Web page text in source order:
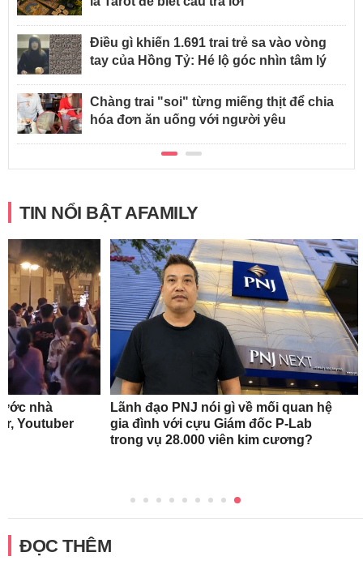
Điều gì khiến 1.691 trai trẻ sa vào vòng
tay của Hồng Tỷ: Hé lộ góc nhìn tâm lý
Chàng trai "soi" từng miếng thịt để chia
hóa đơn ăn uống với người yêu
TIN NỔI BẬT AFAMILY
nhà
Youtuber
Lãnh đạo PNJ nói gì về mối quan hệ
gia đình với cựu Giám đốc P-Lab
trong vụ 28.000 viên kim cương?
ĐỌC THÊM